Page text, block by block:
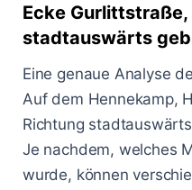
Ecke Gurlittstraße,
stadtauswärts
Eine genaue Analyse
Auf dem Hennekamp,
Richtung
Je nachdem, welches
wurde, können